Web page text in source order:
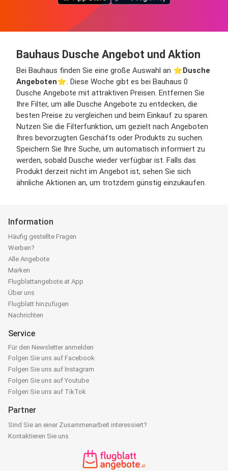
Bauhaus Dusche Angebot und Aktion
Bei Bauhaus finden Sie eine große Auswahl an ⭐️Dusche
Angeboten⭐️. Diese Woche gibt es bei Bauhaus 0
Dusche Angebote mit attraktiven Preisen. Entfernen Sie
Ihre Filter, um alle Dusche Angebote zu entdecken, die
besten Preise zu vergleichen und beim Einkauf zu sparen.
Nutzen Sie die Filterfunktion, um gezielt nach Angeboten
Ihres bevorzugten Geschäfts oder Produkts zu suchen.
Speichern Sie Ihre Suche, um automatisch informiert zu
werden, sobald Dusche wieder verfügbar ist. Falls das
Produkt derzeit nicht im Angebot ist, sehen Sie sich
ähnliche Aktionen an, um trotzdem günstig einzukaufen.
Information
Häufig gestellte Fragen
Werben?
Alle Angebote
Marken
Flugblattangebote.at App
Über uns
Flugblatt hinzufügen
Nachrichten
Service
Für den Newsletter anmelden
Folgen Sie uns auf Facebook
Folgen Sie uns auf Instagram
Folgen Sie uns auf Youtube
Folgen Sie uns auf TikTok
Partner
Sind Sie an einer Zusammenarbeit interessiert?
Kontaktieren Sie uns